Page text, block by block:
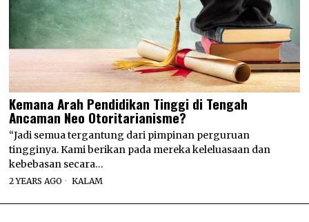
Kemana Arah Pendidikan Tinggi di Tengah
Ancaman Neo Otoritarianisme?
“Jadi semua tergantung dari pimpinan perguruan
tingginya. Kami berikan pada mereka keleluasaan dan
kebebasan secara…
2 YEARS AGO KALAM